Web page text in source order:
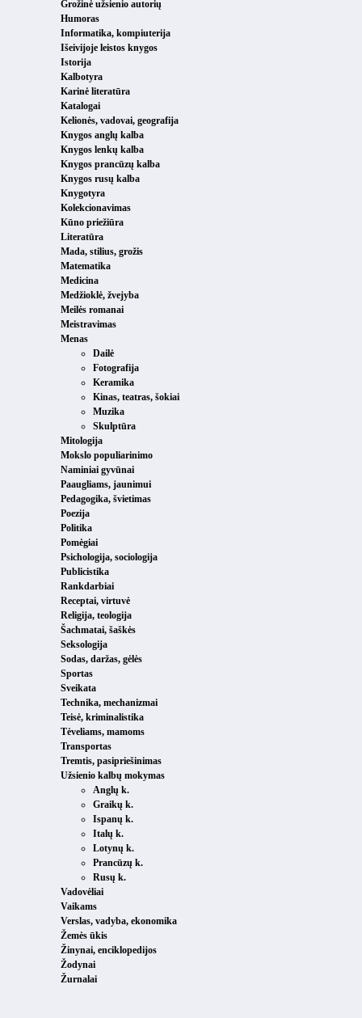
Grožinė užsienio autorių
Humoras
Informatika, kompiuterija
Išeivijoje leistos knygos
Istorija
Kalbotyra
Karinė literatūra
Katalogai
Kelionės, vadovai, geografija
Knygos anglų kalba
Knygos lenkų kalba
Knygos prancūzų kalba
Knygos rusų kalba
Knygotyra
Kolekcionavimas
Kūno priežiūra
Literatūra
Mada, stilius, grožis
Matematika
Medicina
Medžioklė, žvejyba
Meilės romanai
Meistravimas
Menas
Dailė
Fotografija
Keramika
Kinas, teatras, šokiai
Muzika
Skulptūra
Mitologija
Mokslo populiarinimo
Naminiai gyvūnai
Paaugliams, jaunimui
Pedagogika, švietimas
Poezija
Politika
Pomėgiai
Psichologija, sociologija
Publicistika
Rankdarbiai
Receptai, virtuvė
Religija, teologija
Šachmatai, šaškės
Seksologija
Sodas, daržas, gėlės
Sportas
Sveikata
Technika, mechanizmai
Teisė, kriminalistika
Tėveliams, mamoms
Transportas
Tremtis, pasipriešinimas
Užsienio kalbų mokymas
Anglų k.
Graikų k.
Ispanų k.
Italų k.
Lotynų k.
Prancūzų k.
Rusų k.
Vadovėliai
Vaikams
Verslas, vadyba, ekonomika
Žemės ūkis
Žinynai, enciklopedijos
Žodynai
Žurnalai